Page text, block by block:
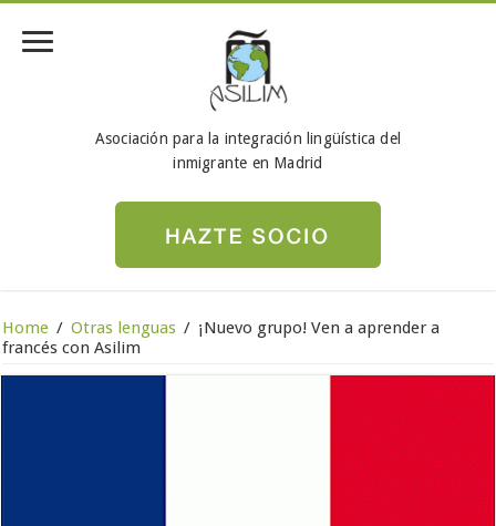
Asociación para la integración lingüística del
inmigrante en Madrid
Home / Otras lenguas / ¡Nuevo grupo! Ven a aprender a
francés con Asilim